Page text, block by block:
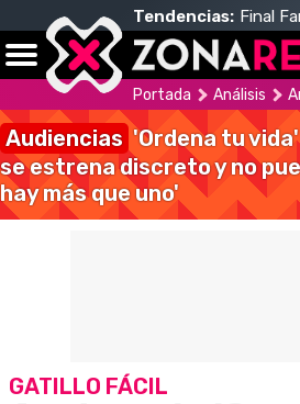
Tendencias: Final
Portada Análisis
Audiencias 'Ordena tu
se estrena discreto y no
hay más que uno'
GATILLO FÁCIL